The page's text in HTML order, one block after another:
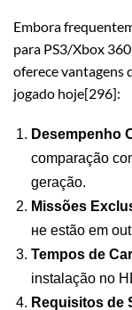
Embora
para PS3/Xbox
oferece vantagens
jogado hoje[296]:
Desempenho
comparação
geração.
Missões
не estão em
Tempos de
instalação no
Requisitos de